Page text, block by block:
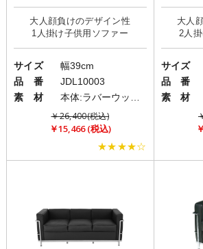
(ペリー)」
大人顔負けのデザイン性
サイズ
幅39cm
品 番
JDL10003
素 材
￥26,400(税込)
￥15,466 (税込)
★★★★☆
大人
サイズ
品 番
素 材